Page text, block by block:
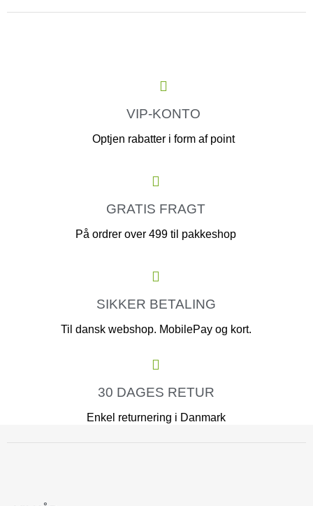
VIP-KONTO
Optjen rabatter i form af point
GRATIS FRAGT
På ordrer over 499 til pakkeshop
SIKKER BETALING
Til dansk webshop. MobilePay og kort.
30 DAGES RETUR
Enkel returnering i Danmark